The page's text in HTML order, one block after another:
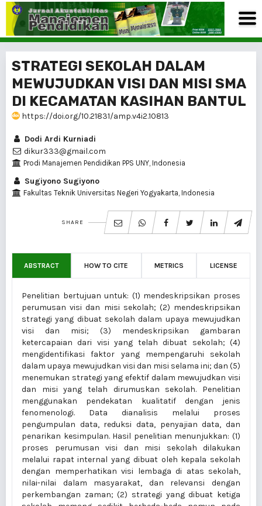
STRATEGI SEKOLAH DALAM
MEWUJUDKAN VISI DAN MISI SMA
DI KECAMATAN KASIHAN BANTUL
https://doi.org/10.21831/amp.v4i2.10813
Dodi Ardi Kurniadi
dikur333@gmail.com
Prodi Manajemen Pendidikan PPS UNY, Indonesia
Sugiyono Sugiyono
Fakultas Teknik Universitas Negeri Yogyakarta, Indonesia
SHARE
ABSTRACT HOW TO CITE METRICS LICENSE
Penelitian bertujuan untuk: (1) mendeskripsikan proses
perumusan visi dan misi sekolah; (2) mendeskripsikan
strategi yang dibuat sekolah dalam upaya mewujudkan
visi dan misi; (3) mendeskripsikan gambaran
ketercapaian dari visi yang telah dibuat sekolah; (4)
mengidentifikasi faktor yang mempengaruhi sekolah
dalam upaya mewujudkan visi dan misi selama ini; dan (5)
menemukan strategi yang efektif dalam mewujudkan visi
dan misi yang telah dirumuskan sekolah. Penelitian
menggunakan pendekatan kualitatif dengan jenis
fenomenologi. Data dianalisis melalui proses
pengumpulan data, reduksi data, penyajian data, dan
penarikan kesimpulan. Hasil penelitian menunjukkan: (1)
proses perumusan visi dan misi sekolah dilakukan
melalui rapat internal yang dibuat oleh kepala sekolah
dengan memperhatikan visi lembaga di atas sekolah,
nilai-nilai dalam masyarakat, dan relevansi dengan
perkembangan zaman; (2) strategi yang dibuat ketiga